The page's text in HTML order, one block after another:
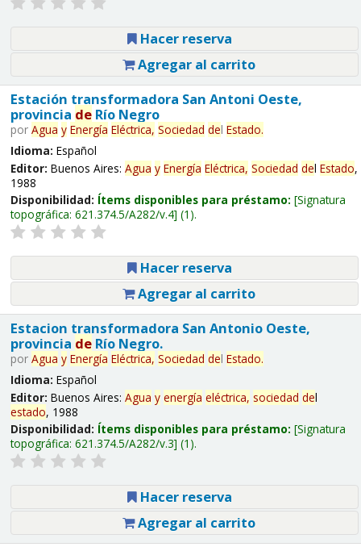
Hacer reserva
Agregar al carrito
Estación transformadora San Antoni Oeste,
provincia deRío Negro
por Agua y Energía Eléctrica, Sociedad del Estado.
Idioma: Español
Editor: Buenos Aires: Agua y Energía Eléctrica, Sociedad del Estado,
1988
Disponibilidad: Ítems disponibles para préstamo: Signatura
topográfica: 621.374.5/A282/v.4 (1).
Hacer reserva
Agregar al carrito
Estacion transformadora San Antonio Oeste,
provincia deRío Negro.
por Agua y Energía Eléctrica, Sociedad del Estado.
Idioma: Español
Editor: Buenos Aires: Agua y energía eléctrica, sociedad del
estado, 1988
Disponibilidad: Ítems disponibles para préstamo: Signatura
topográfica: 621.374.5/A282/v.3 (1).
Hacer reserva
Agregar al carrito